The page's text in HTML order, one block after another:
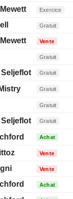
Exercice
Gratuit
Vente
Gratuit
Gratuit
Gratuit
Gratuit
Gratuit
Achat
Vente
Vente
Achat